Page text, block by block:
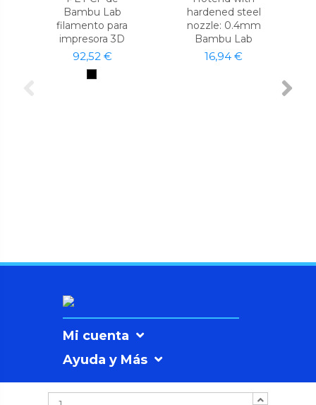
Bambu Lab
filamento para
impresora 3D
92,52 €
hardened steel
nozzle: 0.4mm
Bambu Lab
16,94 €
Mi cuenta
Ayuda y Más